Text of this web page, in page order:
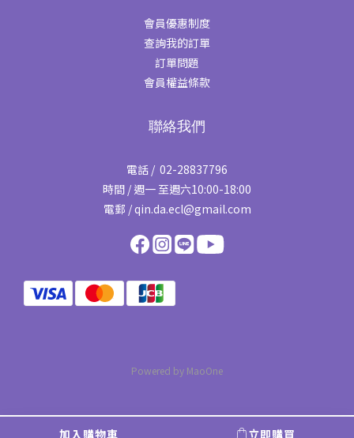
加入購物車 立即購買
會員優惠制度
查詢我的訂單
訂單問題
會員權益條款
聯絡我們
電話 / 02-28837796
時間 / 週一 至週六10:00-18:00
電郵 / qin.da.ecl@gmail.com
Powered by MaoOne